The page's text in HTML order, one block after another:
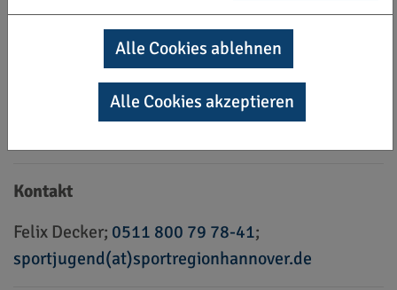
Altersgruppen, von 14 bis 17 Jahre und von 18
Stichtag für die Einteilung der Altersgruppen ist
das Ende der Nominierungsphase (15.10.2023,
Kontakt
Felix Decker; 0511 800 79 78-41;
sportjugend(at)sportregionhannover.de
Alle Cookies ablehnen
Alle Cookies akzeptieren